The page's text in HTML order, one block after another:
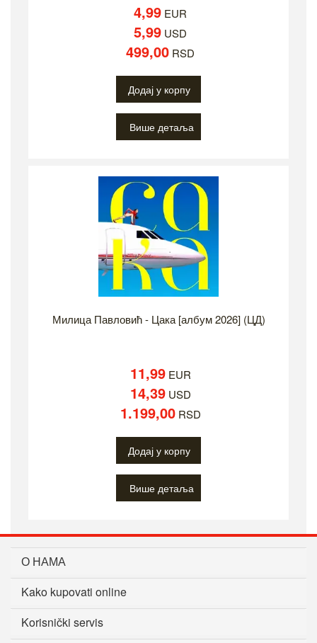
4,99 EUR
5,99 USD
499,00 RSD
Додај у корпу
Више детаља
Милица Павловић - Цака [албум 2026] (ЦД)
11,99EUR
14,39USD
1.199,00RSD
Додај у корпу
Више детаља
О НАМА
Kako kupovati online
Korisnički servis